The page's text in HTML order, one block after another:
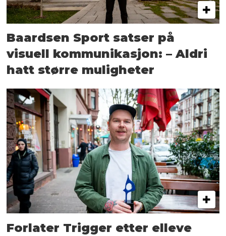
Baardsen Sport satser på
visuell kommunikasjon: – Aldri
hatt større muligheter
Forlater Trigger etter elleve